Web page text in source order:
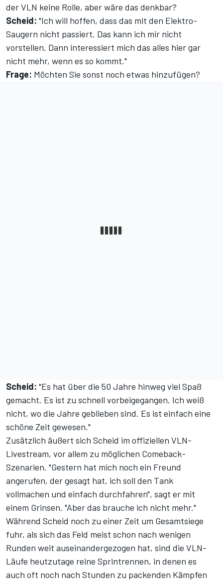
der VLN keine Rolle, aber wäre das denkbar?
Scheid: "Ich will hoffen, dass das mit den Elektro-
Saugern nicht passiert. Das kann ich mir nicht
vorstellen. Dann interessiert mich das alles hier gar
nicht mehr, wenn es so kommt."
Frage: Möchten Sie sonst noch etwas hinzufügen?
Scheid: "Es hat über die 50 Jahre hinweg viel Spaß
gemacht. Es ist zu schnell vorbeigegangen. Ich weiß
nicht, wo die Jahre geblieben sind. Es ist einfach eine
schöne Zeit gewesen."
Zusätzlich äußert sich Scheid im offiziellen VLN-
Livestream, vor allem zu möglichen Comeback-
Szenarien. "Gestern hat mich noch ein Freund
angerufen, der gesagt hat, ich soll den Tank
vollmachen und einfach durchfahren", sagt er mit
einem Grinsen. "Aber das brauche ich nicht mehr."
Während Scheid noch zu einer Zeit um Gesamtsiege
fuhr, als sich das Feld meist schon nach wenigen
Runden weit auseinandergezogen hat, sind die VLN-
Läufe heutzutage reine Sprintrennen, in denen es
auch oft noch nach Stunden zu packenden Kämpfen